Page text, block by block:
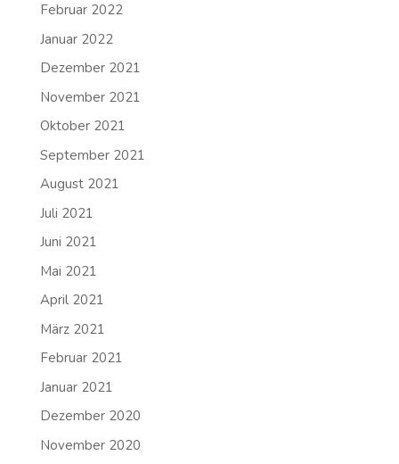
Februar 2022
Januar 2022
Dezember 2021
November 2021
Oktober 2021
September 2021
August 2021
Juli 2021
Juni 2021
Mai 2021
April 2021
März 2021
Februar 2021
Januar 2021
Dezember 2020
November 2020